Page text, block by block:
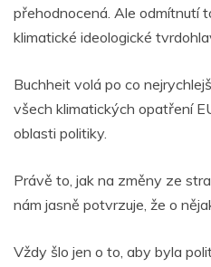
přehodnocená. Ale odmítnutí
klimatické ideologické
Buchheit volá po co
všech klimatických opatření
oblasti politiky.
Právě to, jak na změny ze
nám jasně potvrzuje, že o
Vždy šlo jen o to, aby byla